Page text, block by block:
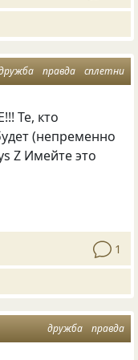
правда сплетни
Те, кто
(непременно
Z Имейте это
1
дружба правда